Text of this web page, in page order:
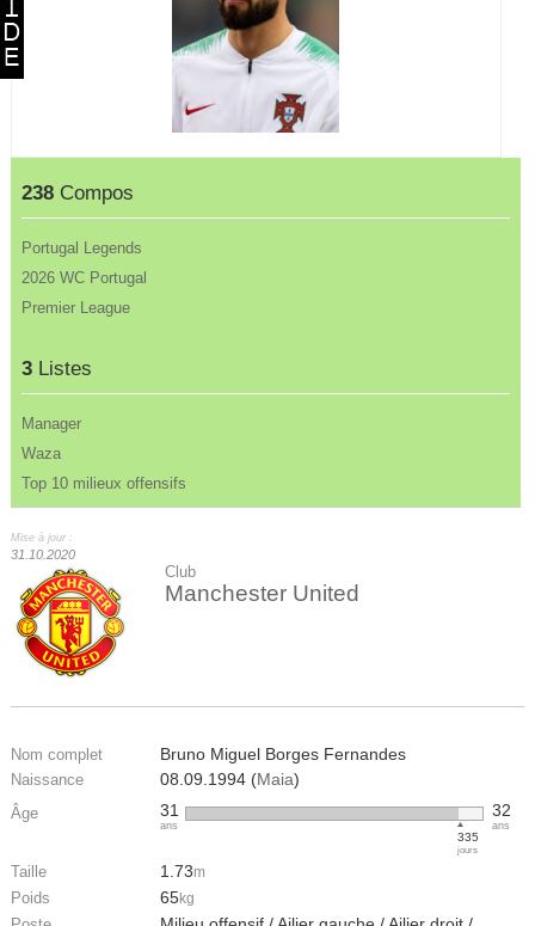
238 Compos
Portugal Legends
2026 WC Portugal
Premier League
3 Listes
Manager
Waza
Top 10 milieux offensifs
Mise à jour :
31.10.2020
Club
Manchester United
Nom complet Bruno Miguel Borges Fernandes
Naissance 08.09.1994 (Maia)
Âge 31
ans
335
jours
32
ans
Taille 1.73m
Poids 65kg